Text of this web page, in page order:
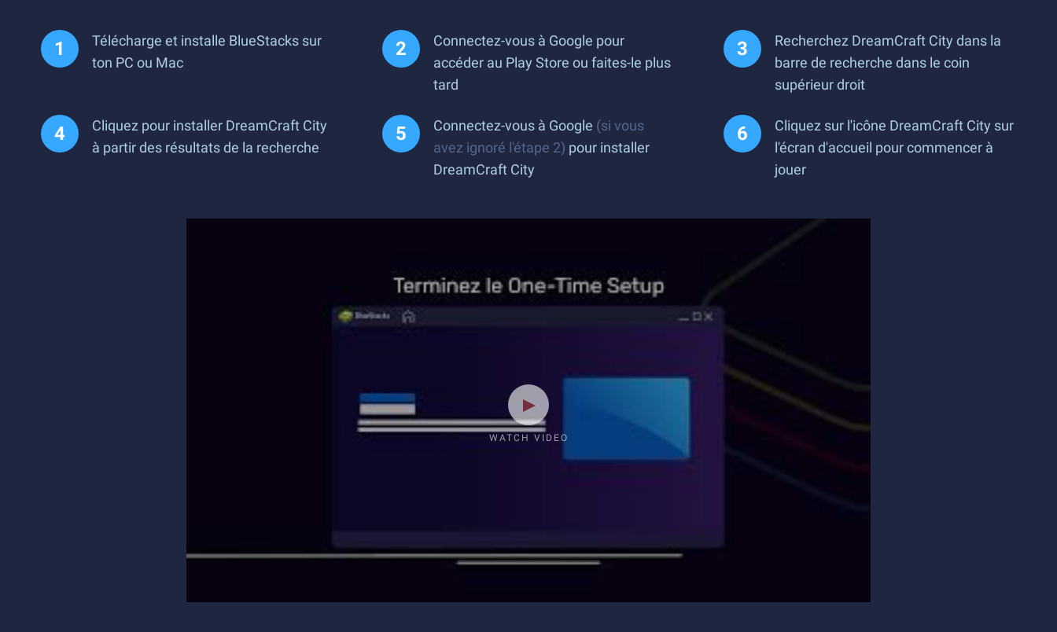
Télécharge et installe BlueStacks sur
ton PC ou Mac
Connectez-vous à Google pour
accéder au Play Store ou faites-le plus
tard
Recherchez DreamCraft City dans la
barre de recherche dans le coin
supérieur droit
Cliquez pour installer DreamCraft City
à partir des résultats de la recherche
Connectez-vous à Google (si vous
avez ignoré l'étape 2) pour installer
DreamCraft City
Cliquez sur l'icône DreamCraft City sur
l'écran d'accueil pour commencer à
jouer
WATCH VIDEO